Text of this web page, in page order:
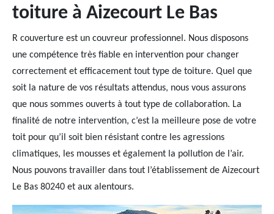
toiture à Aizecourt Le Bas
R couverture est un couvreur professionnel. Nous disposons
une compétence très fiable en intervention pour changer
correctement et efficacement tout type de toiture. Quel que
soit la nature de vos résultats attendus, nous vous assurons
que nous sommes ouverts à tout type de collaboration. La
finalité de notre intervention, c’est la meilleure pose de votre
toit pour qu’il soit bien résistant contre les agressions
climatiques, les mousses et également la pollution de l’air.
Nous pouvons travailler dans tout l’établissement de Aizecourt
Le Bas 80240 et aux alentours.